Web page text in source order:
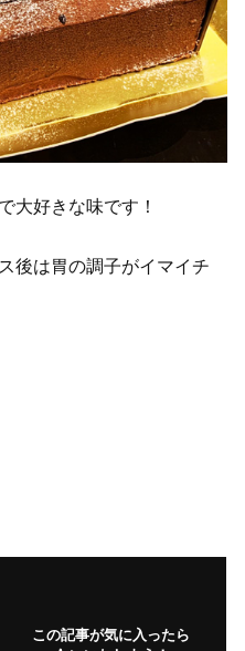
大好きな味です！
後は胃の調子がイマイチ
この記事が気に入ったら